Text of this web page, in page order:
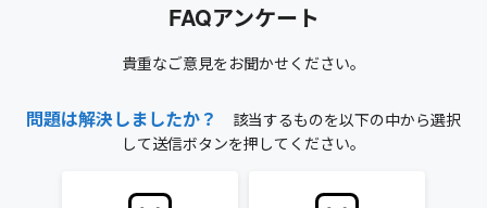
FAQアンケート
貴重なご意見をお聞かせください。
問題は解決しましたか？
該当するものを以下の中から選択
して送信ボタンを押してください。